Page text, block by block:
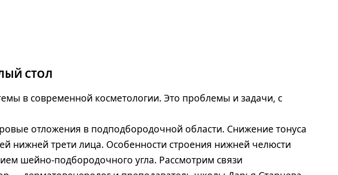
СТОЛ
в современной косметологии. Это проблемы и задачи, с
отложения в подподбородочной области. Снижение тонуса
нижней трети лица. Особенности строения нижней челюсти
шейно-подбородочного угла. Рассмотрим связи